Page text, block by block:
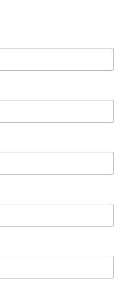
労務管理
の第三者に
は第三者提
様確認の上、
切かつ合理
示等を行いま
託業務でお預
情報につい
確認した上
す。